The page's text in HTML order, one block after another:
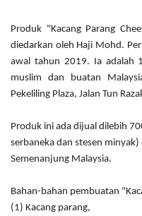
Produk "Kacang Parang
diedarkan oleh Haji Mohd.
awal tahun 2019. Ia adalah
muslim dan buatan
Pekeliling Plaza, Jalan Tun
Produk ini ada dijual dilebih
serbaneka dan stesen
Semenanjung Malaysia.
Bahan-bahan pembuatan
(1) Kacang parang,